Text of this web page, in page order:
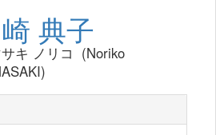
典子
キ ノリコ (Noriko